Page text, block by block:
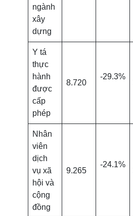
ngành
xây
dựng
Y tá
thực
hành
được
cấp
phép
8.720
-29.3%
Nhân
viên
dịch
vụ xã
hội và
cộng
đồng
9.265
-24.1%